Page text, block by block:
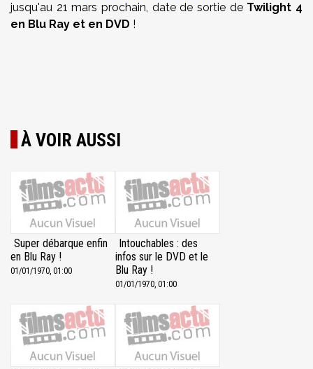
jusqu'au 21 mars prochain, date de sortie de Twilight 4
en Blu Ray et en DVD !
À VOIR AUSSI
Super débarque enfin
en Blu Ray !
01/01/1970, 01:00
Intouchables : des
infos sur le DVD et le
Blu Ray !
01/01/1970, 01:00